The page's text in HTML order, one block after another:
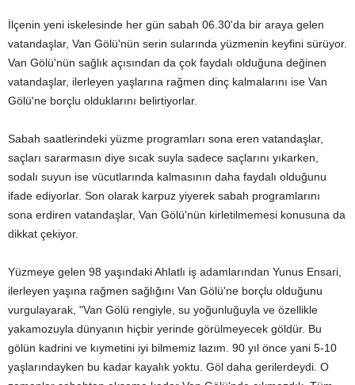
İlçenin yeni iskelesinde her gün sabah 06.30'da bir araya gelen
vatandaşlar, Van Gölü'nün serin sularında yüzmenin keyfini sürüyor.
Van Gölü'nün sağlık açısından da çok faydalı olduğuna değinen
vatandaşlar, ilerleyen yaşlarına rağmen dinç kalmalarını ise Van
Gölü'ne borçlu olduklarını belirtiyorlar.
Sabah saatlerindeki yüzme programları sona eren vatandaşlar,
saçları sararmasın diye sıcak suyla sadece saçlarını yıkarken,
sodalı suyun ise vücutlarında kalmasının daha faydalı olduğunu
ifade ediyorlar. Son olarak karpuz yiyerek sabah programlarını
sona erdiren vatandaşlar, Van Gölü'nün kirletilmemesi konusuna da
dikkat çekiyor.
Yüzmeye gelen 98 yaşındaki Ahlatlı iş adamlarından Yunus Ensari,
ilerleyen yaşına rağmen sağlığını Van Gölü'ne borçlu olduğunu
vurgulayarak, "Van Gölü rengiyle, su yoğunluğuyla ve özellikle
yakamozuyla dünyanın hiçbir yerinde görülmeyecek göldür. Bu
gölün kadrini ve kıymetini iyi bilmemiz lazım. 90 yıl önce yani 5-10
yaşlarındayken bu kadar kayalık yoktu. Göl daha gerilerdeydi. O